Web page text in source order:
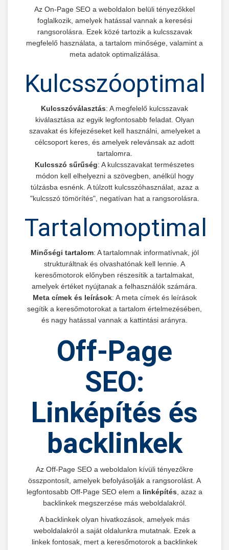
Az On-Page SEO a weboldalon belüli tényezőkkel
foglalkozik, amelyek hatással vannak a keresési
rangsorolásra. Ezek közé tartozik a kulcsszavak
megfelelő használata, a tartalom minősége, valamint a
meta adatok optimalizálása.
Kulcsszóválasztás: A megfelelő kulcsszavak
kiválasztása az egyik legfontosabb feladat. Olyan
szavakat és kifejezéseket kell használni, amelyeket a
célcsoport keres, és amelyek relevánsak az adott
tartalomra.
Kulcsszó sűrűség: A kulcsszavakat természetes
módon kell elhelyezni a szövegben, anélkül hogy
túlzásba esnénk. A túlzott kulcsszóhasználat, azaz a
"kulcsszó tömörítés", negatívan hat a rangsorolásra.
Minőségi tartalom: A tartalomnak informatívnak, jól
strukturáltnak és olvashatónak kell lennie. A
keresőmotorok előnyben részesítik a tartalmakat,
amelyek értéket nyújtanak a felhasználók számára.
Meta címek és leírások: A meta címek és leírások
segítik a keresőmotorokat a tartalom értelmezésében,
és nagy hatással vannak a kattintási arányra.
Off-Page
SEO:
Linképítés és
backlinkek
Az Off-Page SEO a weboldalon kívüli tényezőkre
összpontosít, amelyek befolyásolják a rangsorolást. A
legfontosabb Off-Page SEO elem a linképítés , azaz a
backlinkek megszerzése más weboldalakról.
A backlinkek olyan hivatkozások, amelyek más
weboldalakról a saját oldalunkra mutatnak. Ezek a
linkek fontosak, mert a keresőmotorok a backlinkek